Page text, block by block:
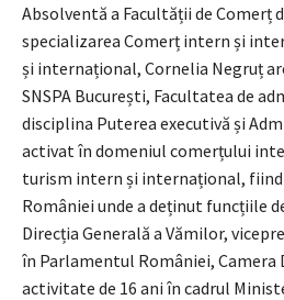
Absolventă a Facultății de Comerț
specializarea Comerț intern și
și internațional, Cornelia Negruț
SNSPA București, Facultatea de
disciplina Puterea executivă și
activat în domeniul comerțului
turism intern și internațional,
României unde a deținut funcțiile
Direcția Generală a Vămilor,
în Parlamentul României, Camera
activitate de 16 ani în cadrul